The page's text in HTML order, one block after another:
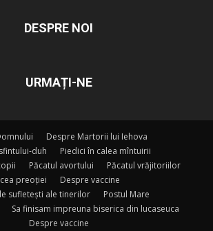
DESPRE NOI
URMAȚI-NE
Despre Martorii lui Iehova
duh
Piedici în calea mîntuirii
Păcatul avortului
Păcatul vrăjitoriilor
preoției
Despre vaccine
sufletești ale tinerilor
Postul Mare
Sa finisam impreuna biserica din lucaseuca
Despre vaccine